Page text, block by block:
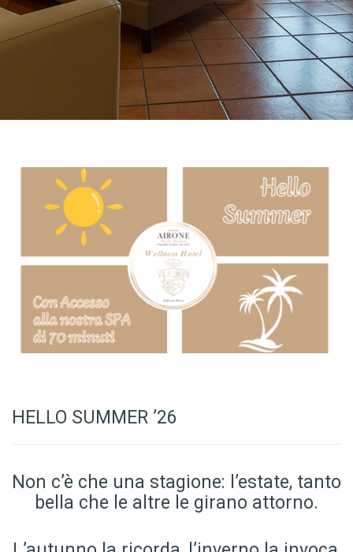
HELLO SUMMER ’26
Non c’è che una stagione: l’estate, tanto
bella che le altre le girano attorno.